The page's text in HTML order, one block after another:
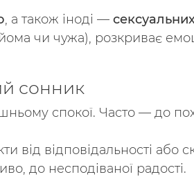
, а також іноді —
чи чужа), розкриває
сонник
спокої. Часто — до
від відповідальності або
до несподіваної радості.